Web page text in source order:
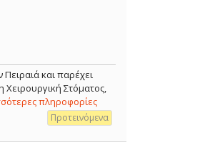
και παρέχει
Χειρουργική Στόματος,
πληροφορίες
Προτεινόμενα